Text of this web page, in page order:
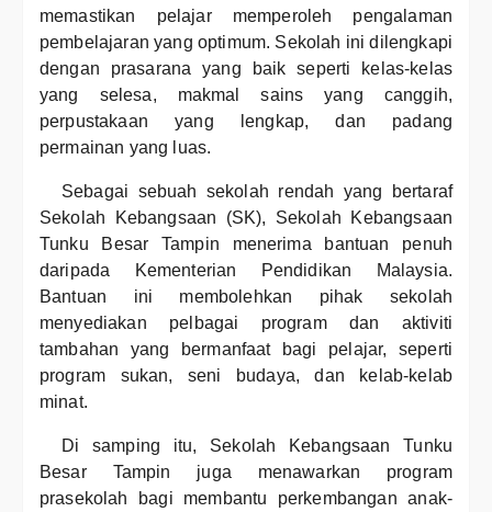
memastikan pelajar memperoleh pengalaman
pembelajaran yang optimum. Sekolah ini dilengkapi
dengan prasarana yang baik seperti kelas-kelas
yang selesa, makmal sains yang canggih,
perpustakaan yang lengkap, dan padang
permainan yang luas.
Sebagai sebuah sekolah rendah yang bertaraf
Sekolah Kebangsaan (SK), Sekolah Kebangsaan
Tunku Besar Tampin menerima bantuan penuh
daripada Kementerian Pendidikan Malaysia.
Bantuan ini membolehkan pihak sekolah
menyediakan pelbagai program dan aktiviti
tambahan yang bermanfaat bagi pelajar, seperti
program sukan, seni budaya, dan kelab-kelab
minat.
Di samping itu, Sekolah Kebangsaan Tunku
Besar Tampin juga menawarkan program
prasekolah bagi membantu perkembangan anak-